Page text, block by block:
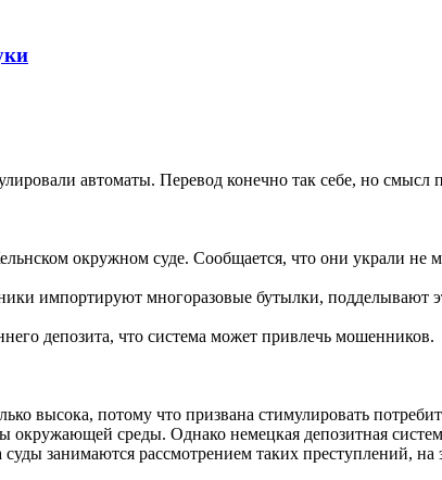
автоматы. Перевод конечно так себе, но смысл
окружном суде. Сообщается, что они украли не
импортируют многоразовые бутылки, подделывают
депозита, что система может привлечь мошенников.
высока, потому что призвана стимулировать
окружающей среды. Однако немецкая депозитная
занимаются рассмотрением таких преступлений, на